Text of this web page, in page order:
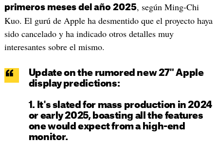
primeros meses del año 2025, según Ming-Chi
Kuo. El gurú de Apple ha desmentido que el proyecto haya
sido cancelado y ha indicado otros detalles muy
interesantes sobre el mismo.
Update on the rumored new 27" Apple
display predictions:
1. It's slated for mass production in 2024
or early 2025, boasting all the features
one would expect from a high-end
monitor.